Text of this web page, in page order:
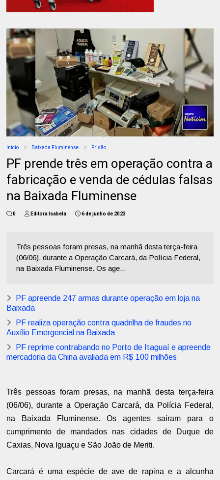
Início Baixada Fluminense Prisão
PF prende três em operação contra a
fabricação e venda de cédulas falsas
na Baixada Fluminense
0 Editora Isabela 6 de junho de 2023
Três pessoas foram presas, na manhã desta terça-feira
(06/06), durante a Operação Carcará, da Polícia Federal,
na Baixada Fluminense. Os age...
PF apreende 247 armas durante operação em loja na
Baixada
PF realiza operação contra quadrilha de fraudes no
Auxílio Emergencial na Baixada
PF reprime contrabando no Porto de Itaguaí e apreende
mercadoria da China avaliada em R$ 100 milhões
Três pessoas foram presas, na manhã desta terça-feira
(06/06), durante a Operação Carcará, da Polícia Federal,
na Baixada Fluminense. Os agentes saíram para o
cumprimento de mandados nas cidades de Duque de
Caxias, Nova Iguaçu e São João de Meriti.
Carcará é uma espécie de ave de rapina e a alcunha